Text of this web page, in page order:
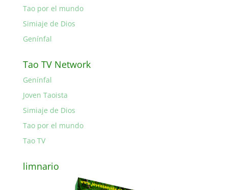
Tao por el mundo
Simiaje de Dios
Genínfal
Tao TV Network
Genínfal
Joven Taoista
Simiaje de Dios
Tao por el mundo
Tao TV
limnario